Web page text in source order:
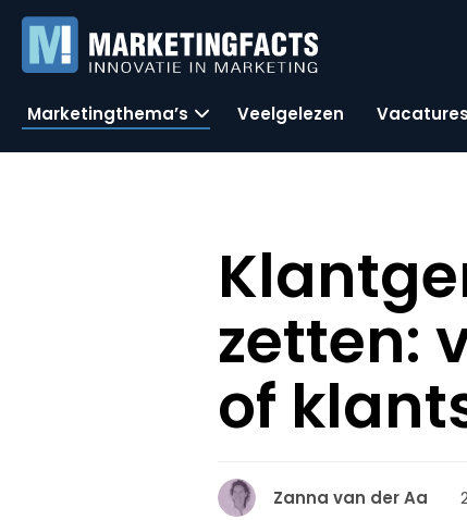
Marketingthema’s Veelgelezen Vacatures
zetten:
of
Zanna van der Aa